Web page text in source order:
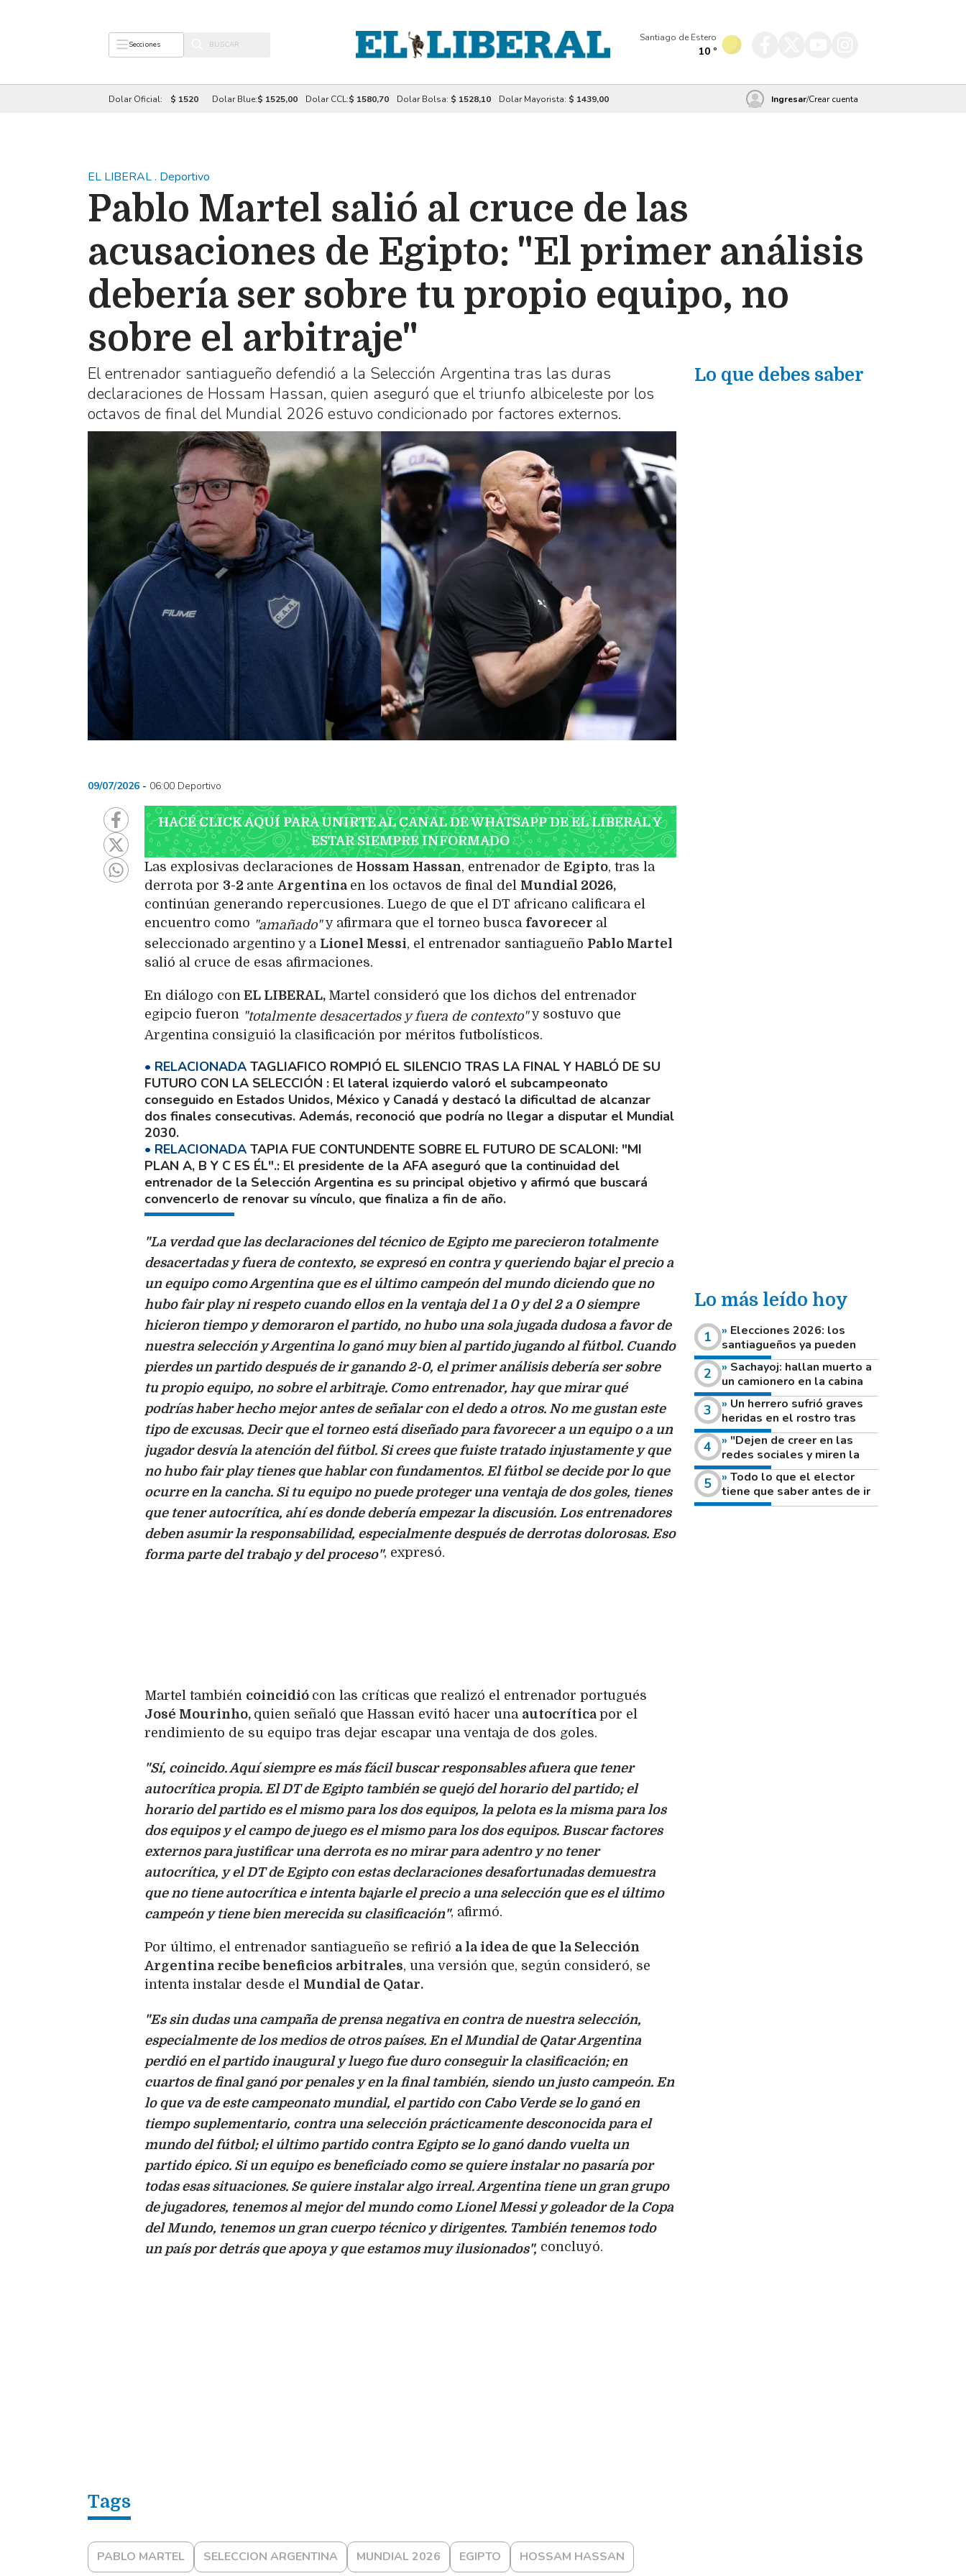
Secciones
Santiago de Estero
10 º
Dolar Oficial: $ 1520 Dolar Blue:$ 1525,00 Dolar CCL:$ 1580,70 Dolar Bolsa: $ 1528,10 Dolar Mayorista: $ 1439,00 Ingresar/Crear cuenta
EL LIBERAL. Deportivo
Pablo Martel salió al cruce de las
acusaciones de Egipto: "El primer análisis
debería ser sobre tu propio equipo, no
sobre el arbitraje"
El entrenador santiagueño defendió a la Selección Argentina tras las duras
declaraciones de Hossam Hassan, quien aseguró que el triunfo albiceleste por los
octavos de final del Mundial 2026 estuvo condicionado por factores externos.
09/07/2026 06:00 Deportivo
HACÉ CLICK AQUÍ PARA UNIRTE AL CANAL DE WHATSAPP DE EL LIBERAL Y
ESTAR SIEMPRE INFORMADO
Las explosivas declaraciones de Hossam Hassan, entrenador de Egipto, tras la
derrota por 3-2 ante Argentina en los octavos de final del Mundial 2026,
continúan generando repercusiones. Luego de que el DT africano calificara el
encuentro como "amañado"y afirmara que el torneo busca favorecer al
seleccionado argentino y a Lionel Messi, el entrenador santiagueño Pablo Martel
salió al cruce de esas afirmaciones.
En diálogo con EL LIBERAL, Martel consideró que los dichos del entrenador
egipcio fueron "totalmente desacertados y fuera de contexto"y sostuvo que
Argentina consiguió la clasificación por méritos futbolísticos.
TAGLIAFICO ROMPIÓ EL SILENCIO TRAS LA FINAL Y HABLÓ DE SU
FUTURO CON LA SELECCIÓN
El lateral izquierdo valoró el subcampeonato
conseguido en Estados Unidos, México y Canadá y destacó la dificultad de alcanzar
dos finales consecutivas. Además, reconoció que podría no llegar a disputar el Mundial
2030.
TAPIA FUE CONTUNDENTE SOBRE EL FUTURO DE SCALONI: "MI
PLAN A, B Y C ES ÉL". El presidente de la AFA aseguró que la continuidad del
entrenador de la Selección Argentina es su principal objetivo y afirmó que buscará
convencerlo de renovar su vínculo, que finaliza a fin de año.
"La verdad que las declaraciones del técnico de Egipto me parecieron totalmente
desacertadas y fuera de contexto, se expresó en contra y queriendo bajar el precio a
un equipo como Argentina que es el último campeón del mundo diciendo que no
hubo fair play ni respeto cuando ellos en la ventaja del 1 a 0 y del 2 a 0 siempre
hicieron tiempo y demoraron el partido, no hubo una sola jugada dudosa a favor de
nuestra selección y Argentina lo ganó muy bien al partido jugando al fútbol. Cuando
pierdes un partido después de ir ganando 2-0, el primer análisis debería ser sobre
tu propio equipo, no sobre el arbitraje. Como entrenador, hay que mirar qué
podrías haber hecho mejor antes de señalar con el dedo a otros. No me gustan este
tipo de excusas. Decir que el torneo está diseñado para favorecer a un equipo o a un
jugador desvía la atención del fútbol. Si crees que fuiste tratado injustamente y que
no hubo fair play tienes que hablar con fundamentos. El fútbol se decide por lo que
ocurre en la cancha. Si tu equipo no puede proteger una ventaja de dos goles, tienes
que tener autocrítica, ahí es donde debería empezar la discusión. Los entrenadores
deben asumir la responsabilidad, especialmente después de derrotas dolorosas. Eso
forma parte del trabajo y del proceso", expresó.
Martel también coincidió con las críticas que realizó el entrenador portugués
José Mourinho, quien señaló que Hassan evitó hacer una autocrítica por el
rendimiento de su equipo tras dejar escapar una ventaja de dos goles.
"Sí, coincido. Aquí siempre es más fácil buscar responsables afuera que tener
autocrítica propia. El DT de Egipto también se quejó del horario del partido; el
horario del partido es el mismo para los dos equipos, la pelota es la misma para los
dos equipos y el campo de juego es el mismo para los dos equipos. Buscar factores
externos para justificar una derrota es no mirar para adentro y no tener
autocrítica, y el DT de Egipto con estas declaraciones desafortunadas demuestra
que no tiene autocrítica e intenta bajarle el precio a una selección que es el último
campeón y tiene bien merecida su clasificación", afirmó.
Por último, el entrenador santiagueño se refirió a la idea de que la Selección
Argentina recibe beneficios arbitrales, una versión que, según consideró, se
intenta instalar desde el Mundial de Qatar.
"Es sin dudas una campaña de prensa negativa en contra de nuestra selección,
especialmente de los medios de otros países. En el Mundial de Qatar Argentina
perdió en el partido inaugural y luego fue duro conseguir la clasificación; en
cuartos de final ganó por penales y en la final también, siendo un justo campeón. En
lo que va de este campeonato mundial, el partido con Cabo Verde se lo ganó en
tiempo suplementario, contra una selección prácticamente desconocida para el
mundo del fútbol; el último partido contra Egipto se lo ganó dando vuelta un
partido épico. Si un equipo es beneficiado como se quiere instalar no pasaría por
todas esas situaciones. Se quiere instalar algo irreal. Argentina tiene un gran grupo
de jugadores, tenemos al mejor del mundo como Lionel Messi y goleador de la Copa
del Mundo, tenemos un gran cuerpo técnico y dirigentes. También tenemos todo
un país por detrás que apoya y que estamos muy ilusionados", concluyó.
PABLO MARTEL SELECCION ARGENTINA MUNDIAL 2026 EGIPTO HOSSAM HASSAN
Lo que debes saber
Lo más leído hoy
Elecciones 2026: los
santiagueños ya pueden
consultar dónde votan este
domingo
Sachayoj: hallan muerto a
un camionero en la cabina
de su vehículo a la vera de
un camino rural
Un herrero sufrió graves
heridas en el rostro tras
reventar el disco de una
amoladora
"Dejen de creer en las
redes sociales y miren la
heladera de sus casas": el
fuerte mensaje de una joven
que votó por primera vez
Todo lo que el elector
tiene que saber antes de ir
a votar este domingo